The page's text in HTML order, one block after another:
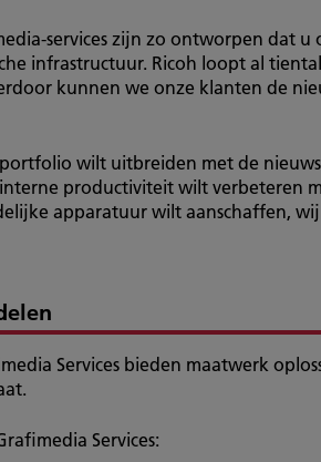
services zijn zo ontworpen dat
infrastructuur. Ricoh loopt al
kunnen we onze klanten de
wilt uitbreiden met de
productiviteit wilt verbeteren
apparatuur wilt aanschaffen,
Services bieden maatwerk
Services: